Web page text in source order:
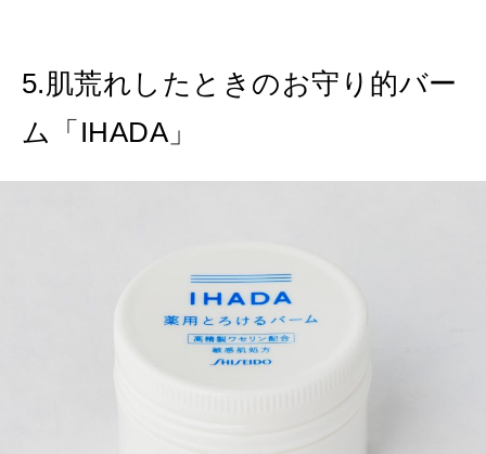
5.肌荒れしたときのお守り的バー
ム「IHADA」